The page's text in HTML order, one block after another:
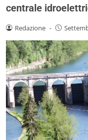
centrale
Redazione -